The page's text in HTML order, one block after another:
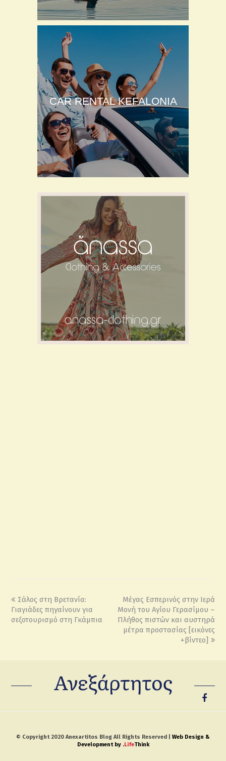
CAR RENTAL KEFALONIA
Σάλος στη Βρετανία:
Γιαγιάδες πηγαίνουν για
σεξοτουρισμό στη Γκάμπια
Μέγας Εσπερινός στην Ιερά
Μονή του Αγίου Γερασίμου –
Πλήθος πιστών και αυστηρά
μέτρα προστασίας [εικόνες
+βίντεο]
© Copyright 2020 Anexartitos Blog All Rights Reserved | Web Design &
Development by .LifeThink